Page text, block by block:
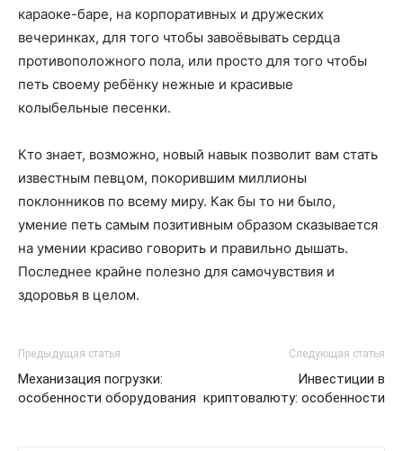
караоке-баре, на корпоративных и дружеских
вечеринках, для того чтобы завоёвывать сердца
противоположного пола, или просто для того чтобы
петь своему ребёнку нежные и красивые
колыбельные песенки.
Кто знает, возможно, новый навык позволит вам стать
известным певцом, покорившим миллионы
поклонников по всему миру. Как бы то ни было,
умение петь самым позитивным образом сказывается
на умении красиво говорить и правильно дышать.
Последнее крайне полезно для самочувствия и
здоровья в целом.
Предыдущая статья
Механизация погрузки:
особенности оборудования
Следующая статья
Инвестиции в
криптовалюту: особенности